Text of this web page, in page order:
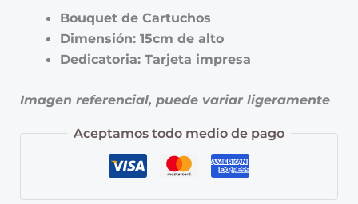
Bouquet de Cartuchos
Dimensión: 15cm de alto
Dedicatoria: Tarjeta impresa
Imagen referencial, puede variar ligeramente
Aceptamos todo medio de pago